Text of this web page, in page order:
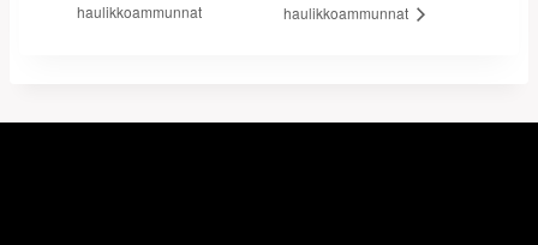
haulikkoammunnat
haulikkoammunnat